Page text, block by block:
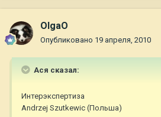
OlgaO
Опубликовано 19 апреля, 2010
Ася сказал:
Интерэкспертиза
Andrzej Szutkewic (Польша)